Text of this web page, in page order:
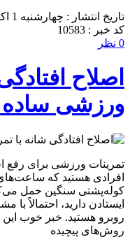
تاریخ انتشار : چهارشنبه 1 اکتبر 2025 - 18:59
کد خبر : 10583
0 نظر
اصلاح
ورزشی ساده
تمرینات ورزشی برای رفع
افرادی هستید که
کوله‌پشتی سنگین حمل
ایستادن دارید، احتمالاً
روبرو هستید. خبر خوب
روش‌های پیچیده